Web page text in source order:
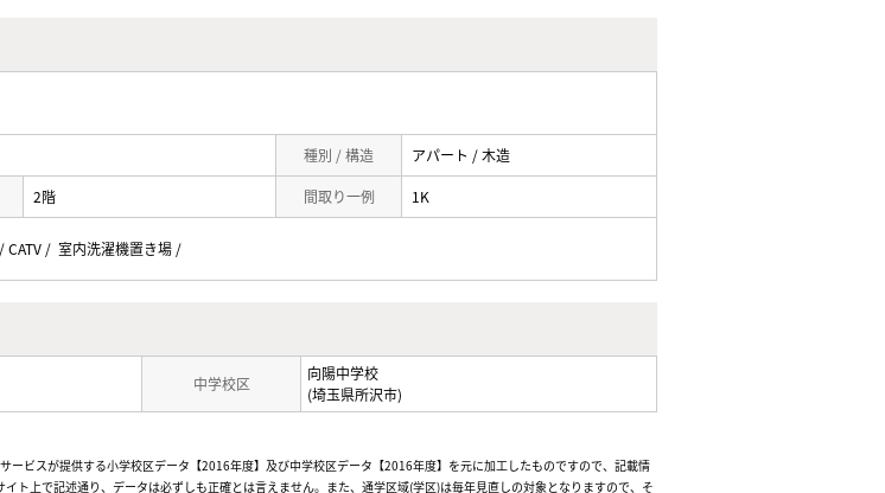
種別 / 構造 アパート / 木造
2階 間取り一例 1K
CATV / 室内洗濯機置き場 /
中学校区
向陽中学校
(埼玉県所沢市)
ービスが提供する小学校区データ【2016年度】及び中学校区データ【2016年度】を元に加工したものですので、記載情
ト上で記述通り、データは必ずしも正確とは言えません。また、通学区域(学区)は毎年見直しの対象となりますので、そ